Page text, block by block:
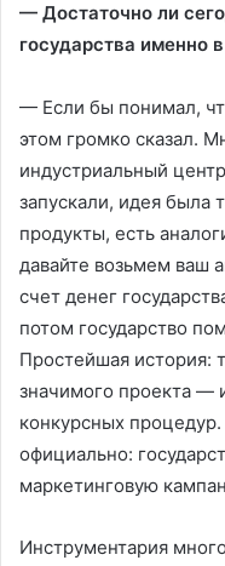
— Достаточно ли
государства именно
— Если бы понимал,
этом громко сказал.
индустриальный
запускали, идея была
продукты, есть
давайте возьмем ваш
счет денег
потом государство
Простейшая история:
значимого проекта —
конкурсных
официально:
маркетинговую
Инструментария